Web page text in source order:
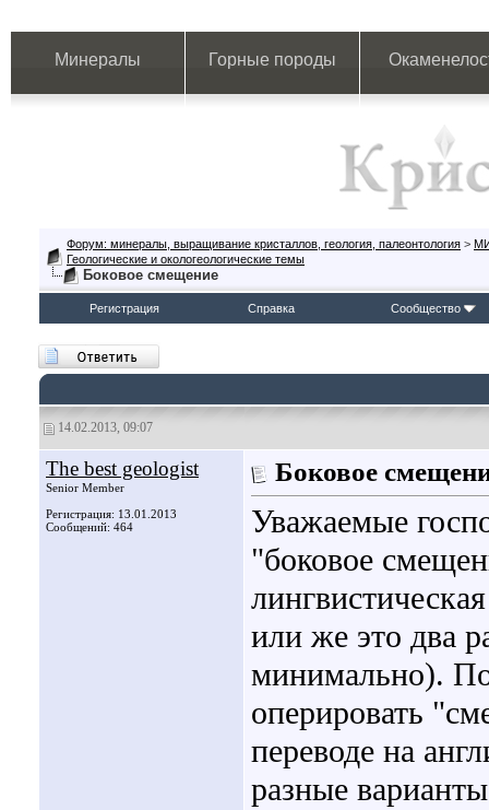
Минералы Горные породы
Форум: минералы, выращивание кристаллов, геология, палеонтология >
Геологические и окологеологические темы
Боковое смещение
Регистрация Справка Сообщество
14.02.2013, 09:07
The best geologist
Senior Member
Регистрация: 13.01.2013
Сообщений: 464
Боковое
Уважаемые
"боковое
или же это два
минимально).
оперировать
переводе на
разные